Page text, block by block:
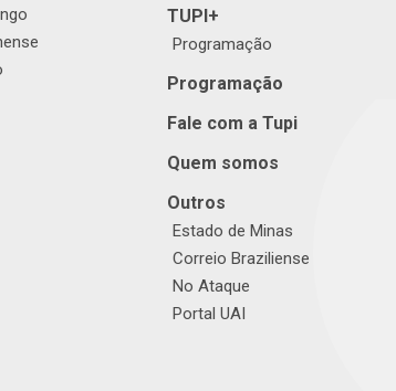
TUPI+
Programação
Programação
Fale com a Tupi
Quem somos
Outros
Estado de Minas
Correio Braziliense
No Ataque
Portal UAI